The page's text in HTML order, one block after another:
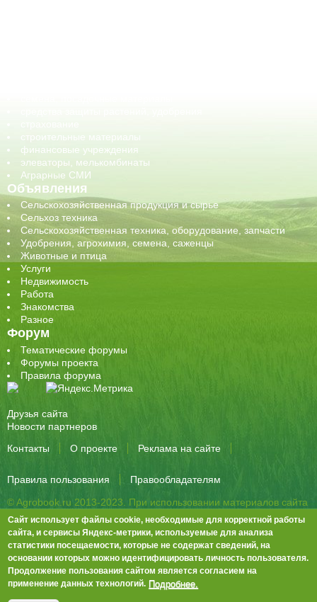
строительные материалы
финансовые учреждения
элеваторы, мелькомбинаты
Аграрные СМИ
Объявления
Сельскохозяйственная продукция и сырье
Сельхоз техника
Сельскохозяйственная техника, оборудование, запчасти
Удобрения, агрохимия, семена, саженцы
Животные и птица
Услуги
Недвижимость
Работа
Знакомства
Разное
Форум
Тематические форумы
Форумы проекта
Правила форума
Друзья сайта
Новости партнеров
Контакты
О проекте Реклама на сайте
Правила пользования
Правообладателям
© Agrobook.ru 2013-2023. При использовании материалов сайта
активная ссылка на публикацию обязательна.
344000, Ростов-на-Дону, ул. Города Волос, д.6, 8 этаж, офис 803
Тел./факс: +7 (863) 282-83-13 e-mail:info@agrobook.ru
Возрастная категория сайта: 16+. Объявления на сайте не
премодерируются.Положение о защите персональных данных
Гала Алиевна Каймакчи – редактор, тел.: (863) 282-83-13
Сайт использует файлы cookie, необходимые для корректной работы
сайта, и сервисы Яндекс-метрики, используемые для анализа
статистики посещаемости, которые не содержат сведений, на
основании которых можно идентифицировать личность пользователя.
Продолжение пользования сайтом является согласием на
применение данных технологий. Подробнее.